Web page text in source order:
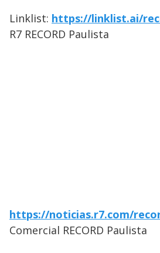
Linklist: https://linklist.ai/
R7 RECORD Paulista
https://noticias.r7.com/
Comercial RECORD Paulista